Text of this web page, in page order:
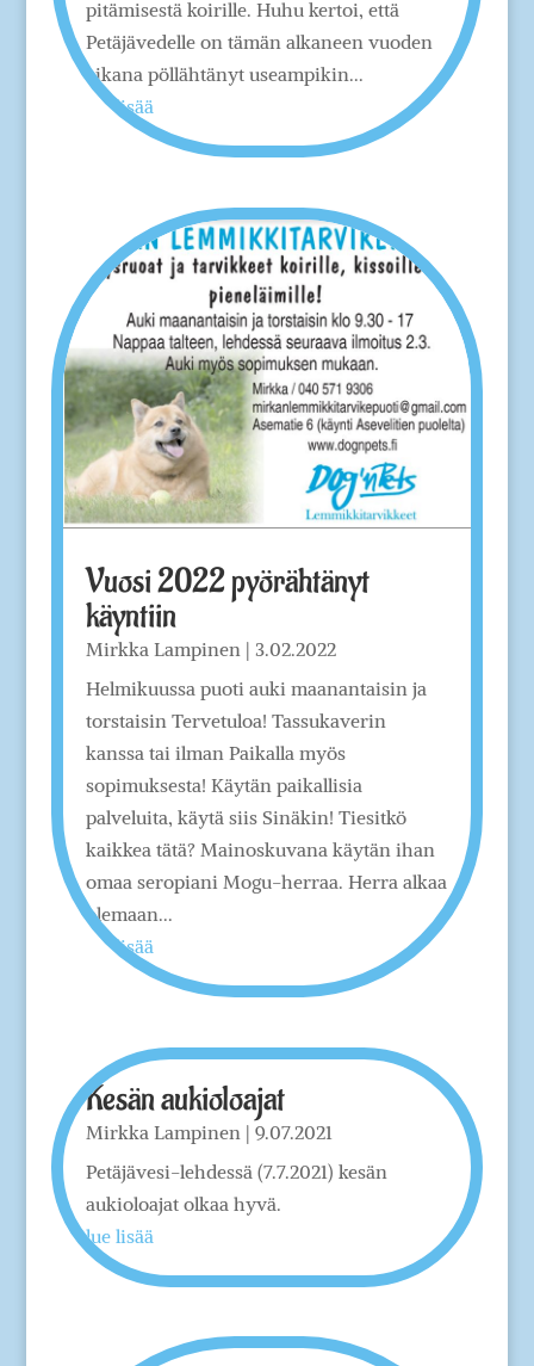
pitämisestä koirille. Huhu kertoi, että
Petäjävedelle on tämän alkaneen vuoden
aikana pöllähtänyt useampikin...
lue lisää
Vuosi 2022 pyörähtänyt
käyntiin
Mirkka Lampinen | 3.02.2022
Helmikuussa puoti auki maanantaisin ja
torstaisin Tervetuloa! Tassukaverin
kanssa tai ilman Paikalla myös
sopimuksesta! Käytän paikallisia
palveluita, käytä siis Sinäkin! Tiesitkö
kaikkea tätä? Mainoskuvana käytän ihan
omaa seropiani Mogu-herraa. Herra alkaa
olemaan...
lue lisää
Kesän aukioloajat
Mirkka Lampinen | 9.07.2021
Petäjävesi-lehdessä (7.7.2021) kesän
aukioloajat olkaa hyvä.
lue lisää